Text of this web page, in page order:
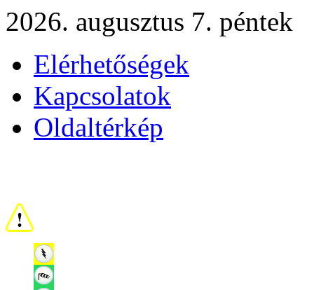
2026. augusztus 7. péntek
Elérhetőségek
Kapcsolatok
Oldaltérkép